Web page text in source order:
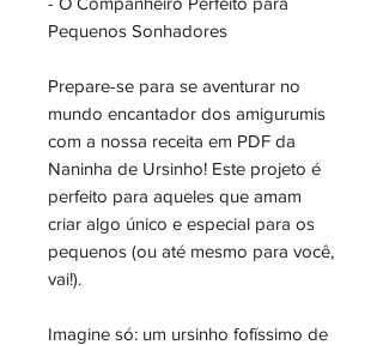
Pequenos Sonhadores
Prepare-se para se aventurar no
mundo encantador dos amigurumis
com a nossa receita em PDF da
Naninha de Ursinho! Este projeto é
perfeito para aqueles que amam
criar algo único e especial para os
pequenos (ou até mesmo para você,
vai!).
Imagine só: um ursinho fofíssimo de